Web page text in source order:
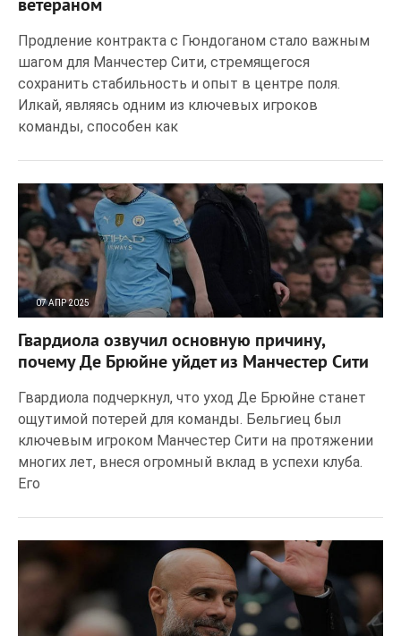
ветераном
Продление контракта с Гюндоганом стало важным
шагом для Манчестер Сити, стремящегося
сохранить стабильность и опыт в центре поля.
Илкай, являясь одним из ключевых игроков
команды, способен как
07 АПР 2025
Гвардиола озвучил основную причину,
почему Де Брюйне уйдет из Манчестер Сити
Гвардиола подчеркнул, что уход Де Брюйне станет
ощутимой потерей для команды. Бельгиец был
ключевым игроком Манчестер Сити на протяжении
многих лет, внеся огромный вклад в успехи клуба.
Его